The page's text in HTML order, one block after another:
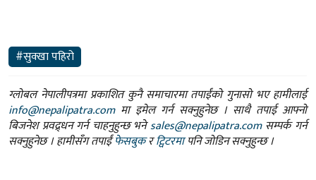
#सुक्खा पहिरो
ग्लोबल नेपालीपत्रमा प्रकाशित कुनै समाचारमा तपाईंको गुनासो भए हामीलाई
info@nepalipatra.comमा इमेल गर्न सक्नुहुनेछ । साथै तपाई आफ्नो
बिजनेश प्रवद्र्धन गर्न चाहनुहुन्छ भनेsales@nepalipatra.comसम्पर्क गर्न
सक्नुहुनेछ । हामीसँग तपाईंफेसबुकरट्विटरमापनि जोडिन सक्नुहुन्छ ।